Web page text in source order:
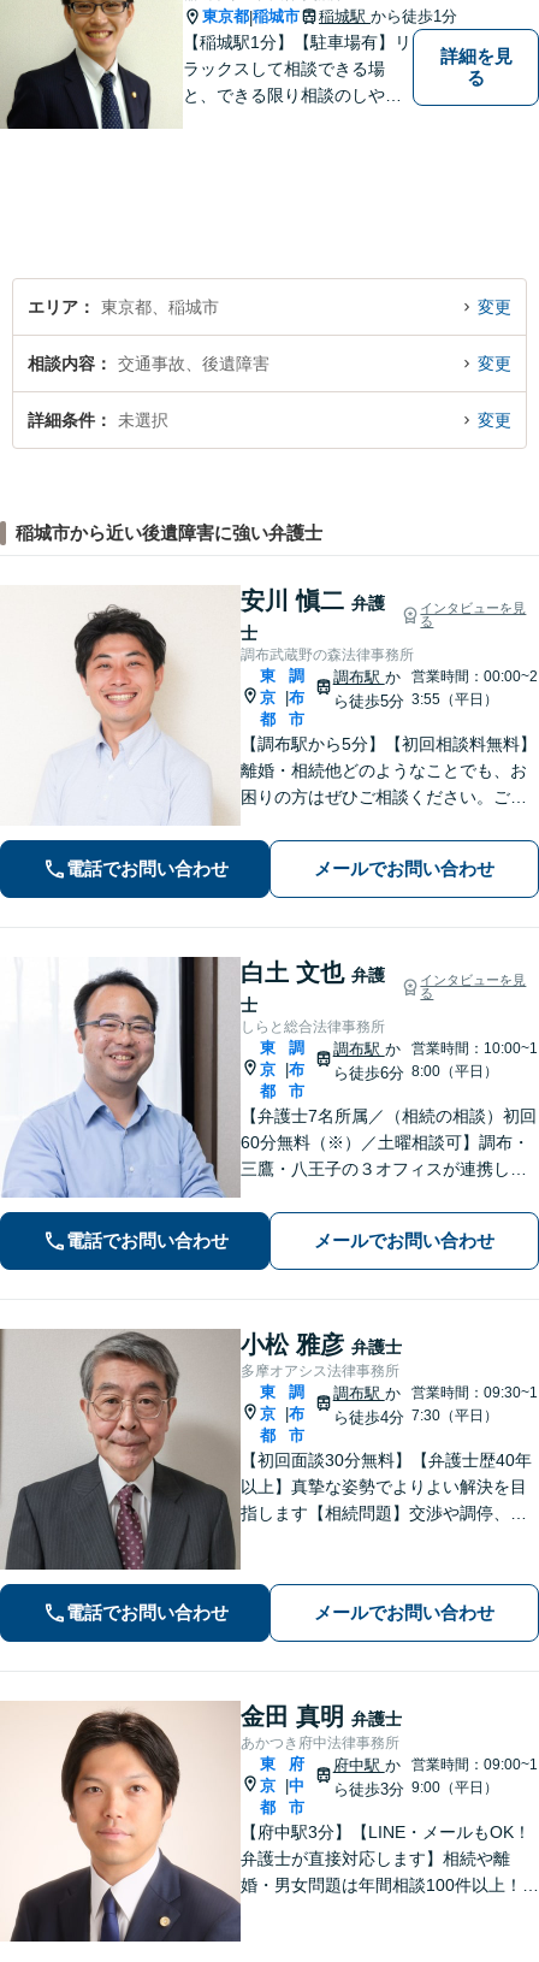
東京都|稲城市 稲城駅 から徒歩1分
【稲城駅1分】【駐車場有】リ
ラックスして相談できる場
と、できる限り相談のしやす
詳細を見
る
エリア 東京都、稲城市 変更
相談内容 交通事故、後遺障害 変更
詳細条件 未選択 変更
稲城市から近い後遺障害に強い弁護士
安川 愼二 弁護
士
インタビューを見
る
調布武蔵野の森法律事務所
東
京
都
調
布
市
調布駅 か
ら徒歩5分
営業時間：00:00~2
3:55（平日）
【調布駅から5分】【初回相談料無料】
離婚・相続他どのようなことでも、お
困りの方はぜひご相談ください。ご連
させていただきます。
電話でお問い合わせ メールでお問い合わせ
白土 文也 弁護
士
インタビューを見
る
しらと総合法律事務所
東
京
都
調
布
市
調布駅 か
ら徒歩6分
営業時間：10:00~1
8:00（平日）
【弁護士7名所属／（相続の相談）初回
60分無料（※）／土曜相談可】調布・
三鷹・八王子の３オフィスが連携して
／事業承継／中小企業法務 ※相続発
生前のご相談など有料相談の対象にな
るものもございます。
電話でお問い合わせ メールでお問い合わせ
小松 雅彦 弁護士
多摩オアシス法律事務所
東
京
都
調
布
市
調布駅 か
ら徒歩4分
営業時間：09:30~1
7:30（平日）
【初回面談30分無料】【弁護士歴40年
以上】真摯な姿勢でよりよい解決を目
指します【相続問題】交渉や調停、裁
題】熟年離婚や離婚を検討中の方もお
気軽にご相談ください【調布駅4分】
電話でお問い合わせ メールでお問い合わせ
金田 真明 弁護士
あかつき府中法律事務所
東
京
都
府
中
市
府中駅 か
ら徒歩3分
営業時間：09:00~1
9:00（平日）
【府中駅3分】【LINE・メールもOK！
弁護士が直接対応します】相続や離
婚・男女問題は年間相談100件以上！慰